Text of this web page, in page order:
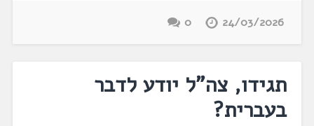
24/03/2026
0
תגידו, צה"ל יודע לדבר
בעברית?